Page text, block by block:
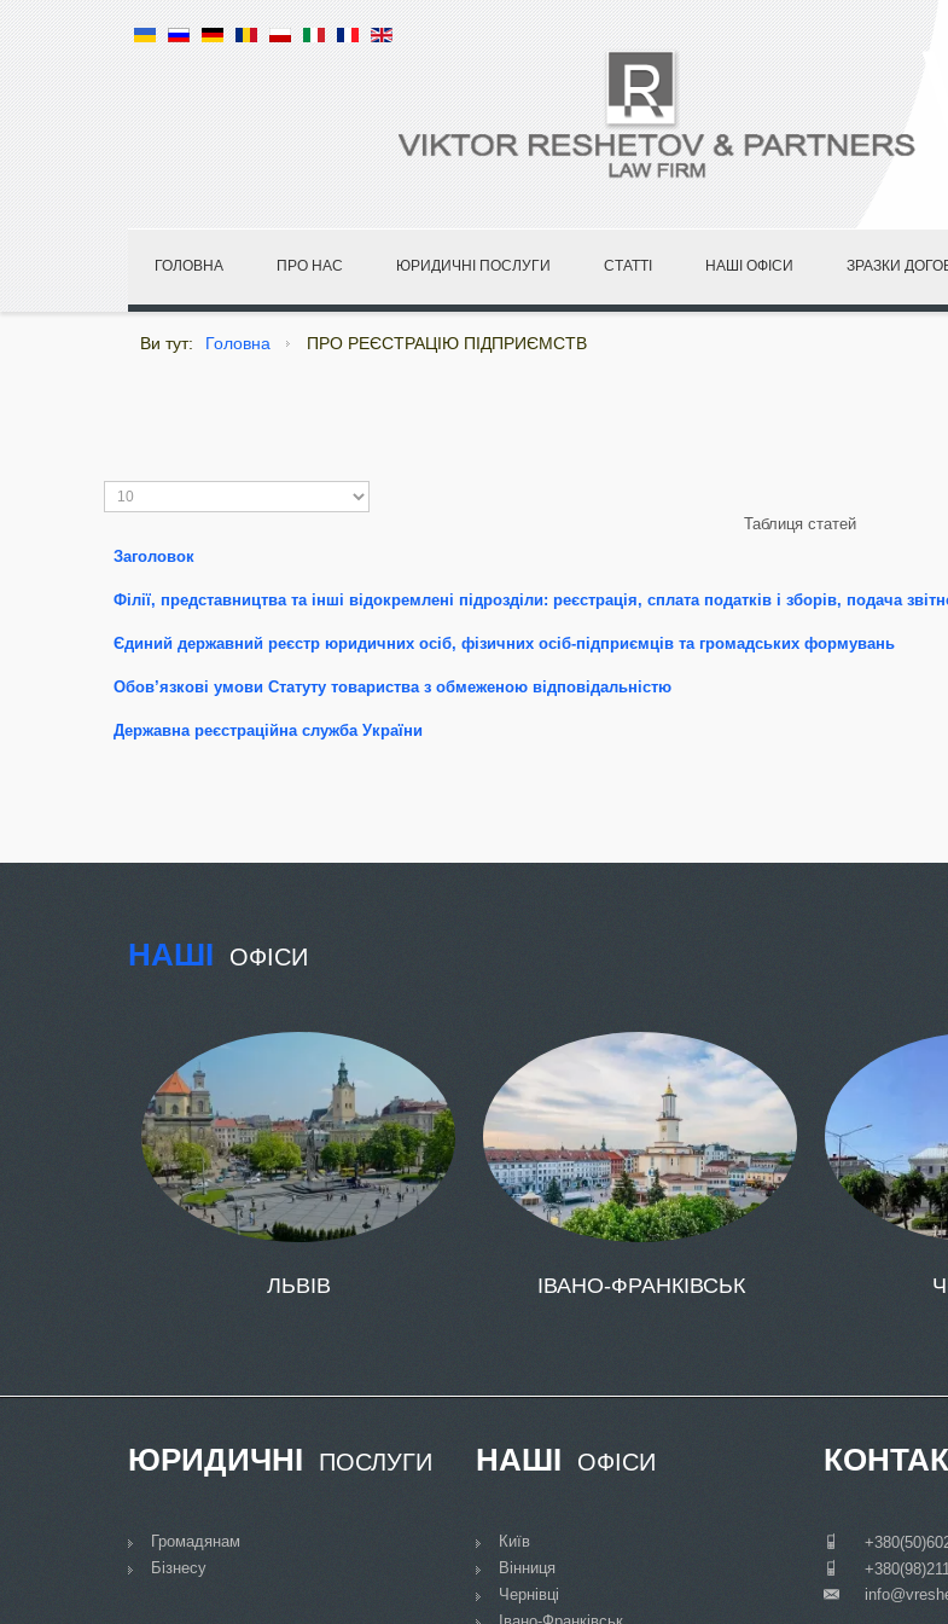
ГОЛОВНА ПРО НАС ЮРИДИЧНІ ПОСЛУГИ СТАТТІ НАШІ ОФІСИ ЗРАЗКИ
Ви тут: Головна ПРО РЕЄСТРАЦІЮ ПІДПРИЄМСТВ
Таблиця статей
Заголовок
Філії, представництва та інші відокремлені підрозділи: реєстрація, сплата податків і зборів, подача
Єдиний державний реєстр юридичних осіб, фізичних осіб-підприємців та громадських формувань
Обов’язкові умови Статуту товариства з обмеженою відповідальністю
Державна реєстраційна служба України
НАШІ ОФІСИ
ЛЬВІВ ІВАНО-ФРАНКІВСЬК
ЮРИДИЧНІ ПОСЛУГИ
Громадянам
Бізнесу
НАШІ ОФІСИ
Київ
Вінниця
Чернівці
___